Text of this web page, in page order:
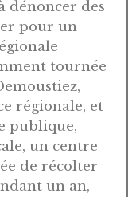
dénoncer des
pour un
tournée
régionale, et
publique,
un centre
de récolter
un an,